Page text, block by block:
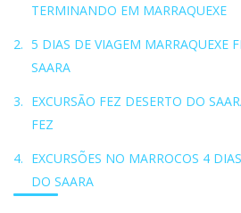
TERMINANDO EM MARRAQUEXE
5 DIAS DE VIAGEM MARRAQUEXE
SAARA
EXCURSÃO FEZ DESERTO DO
FEZ
EXCURSÕES NO MARROCOS 4
DO SAARA